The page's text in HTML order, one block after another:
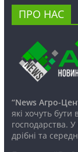
ПРО НАС
“News Агро-
які хочуть бути
господарства.
дрібні та